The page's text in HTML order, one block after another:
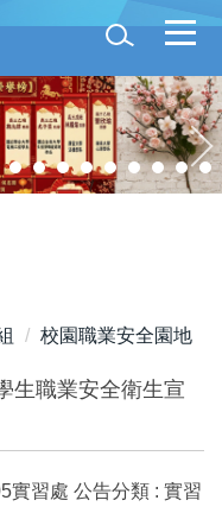
校園職業安全園地
生職業安全衛生宣
實習處 公告分類 : 實習